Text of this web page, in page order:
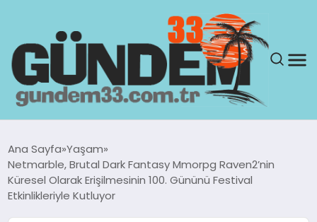
GÜNDEM
Ana Sayfa Yaşam
Netmarble, Brutal Dark Fantasy Mmorpg Raven2’nin
Küresel Olarak Erişilmesinin 100. Gününü Festival
Etkinlikleriyle Kutluyor